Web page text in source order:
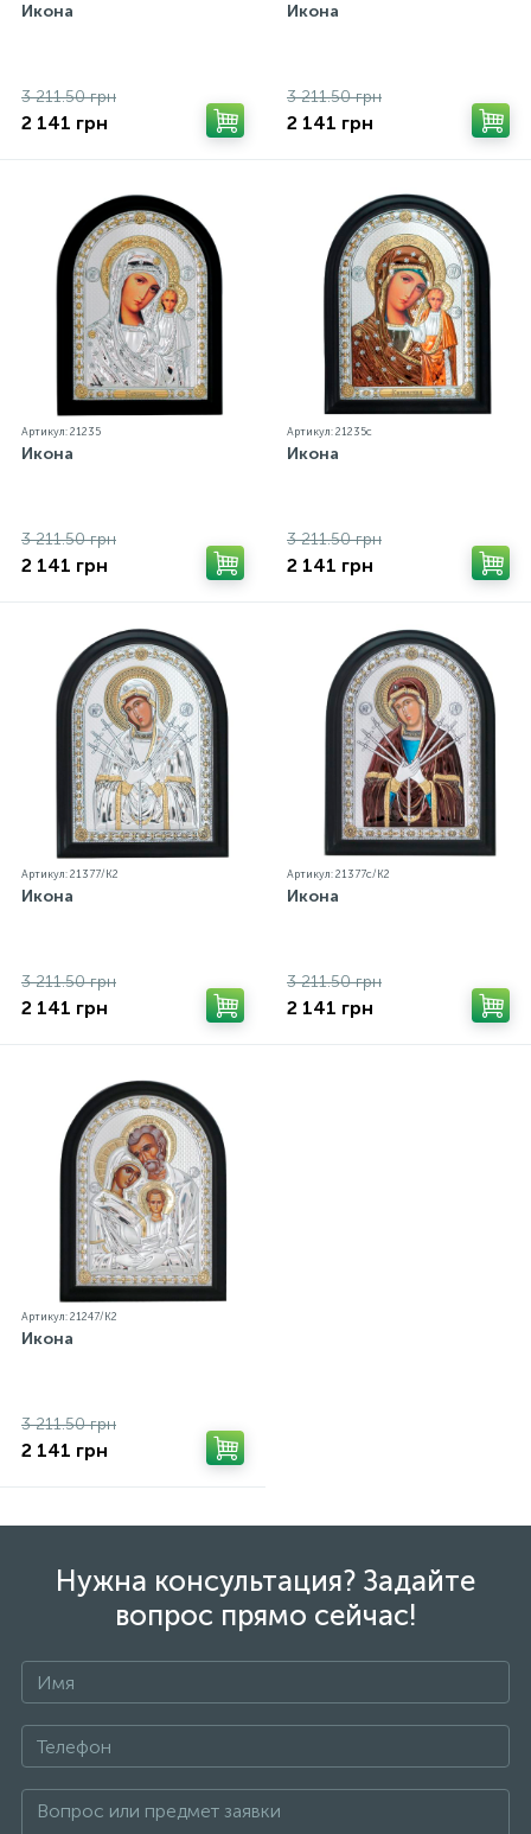
Икона
3 211.50 грн
2 141 грн
Икона
3 211.50 грн
2 141 грн
Артикул: 21235
Икона
3 211.50 грн
2 141 грн
Артикул: 21235c
Икона
3 211.50 грн
2 141 грн
Артикул: 21377/К2
Икона
3 211.50 грн
2 141 грн
Артикул: 21377c/К2
Икона
3 211.50 грн
2 141 грн
Артикул: 21247/К2
Икона
3 211.50 грн
2 141 грн
Нужна консультация? Задайте
вопрос прямо сейчас!